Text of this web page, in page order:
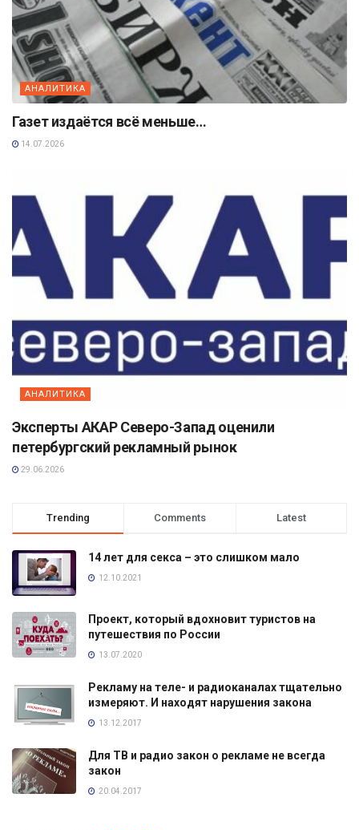
АНАЛИТИКА
Газет издаётся всё меньше…
14.07.2026
АНАЛИТИКА
Эксперты АКАР Северо-Запад оценили
петербургский рекламный рынок
29.06.2026
Trending Comments Latest
14 лет для секса – это слишком мало
12.10.2021
Проект, который вдохновит туристов на
путешествия по России
13.07.2020
Рекламу на теле- и радиоканалах тщательно
измеряют. И находят нарушения закона
13.12.2017
Для ТВ и радио закон о рекламе не всегда
закон
20.04.2017